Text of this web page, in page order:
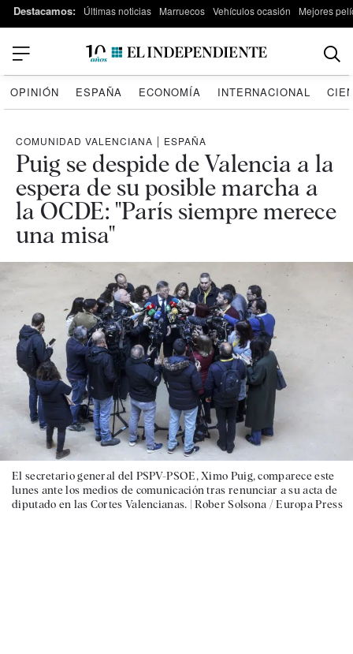
Destacamos: Últimas noticias Marruecos Vehículos ocasión Mejores
OPINIÓN ESPAÑA ECONOMÍA INTERNACIONAL
COMUNIDAD VALENCIANA | ESPAÑA
Puig se despide de Valencia a la
espera de su posible marcha a
la OCDE: "París siempre merece
una misa"
El secretario general del PSPV-PSOE, Ximo Puig, comparece este
lunes ante los medios de comunicación tras renunciar a su acta de
diputado en las Cortes Valencianas. |Rober Solsona / Europa Press